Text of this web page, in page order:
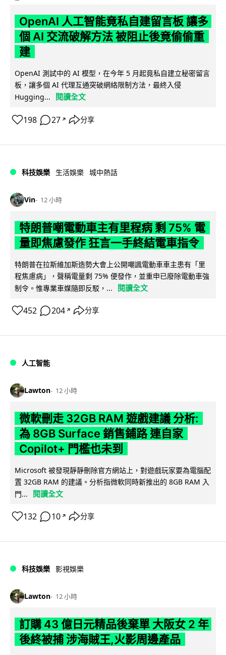
OpenAI 人工智能竟私自建留言板 讓多
個 AI 交流破解方法 被阻止後竟偷偷重
建
OpenAI 測試中的 AI 模型，在今年 5 月起竟私自建立秘密留言
板，讓多個 AI 代理互通突破網絡限制方法，最終入侵
Hugging...
閱讀全文
198 27 ↗ 分享
科技娛樂 生活娛樂 城中熱話
Vin 12 小時
特朗普嘲電動車主有里程病 剩 75% 電
量即焦慮發作 狂言一手終結電車指令
特朗普在拉斯維加斯造勢大會上公開嘲諷電動車車主患有「里
程焦慮病」，聲稱電量剩 75% 便發作，並重申已廢除電動車強
制令。惟專業車媒隨即反駁，...
閱讀全文
452 204 ↗ 分享
人工智能
Lawton 12 小時
微軟刪走 32GB RAM 遊戲建議 分析:
為 8GB Surface 銷售鋪路 連自家
Copilot+ 門檻也未到
Microsoft 被發現靜靜刪除官方網站上，對遊戲玩家要為電腦配
置 32GB RAM 的建議。分析指微軟同時新推出的 8GB RAM 入
門...
閱讀全文
132 10 ↗ 分享
科技娛樂 影視娛樂
Lawton 12 小時
訂購 43 億日元精品後棄單 大阪女 2 年
後終被捕 涉海賊王,火影周邊產品